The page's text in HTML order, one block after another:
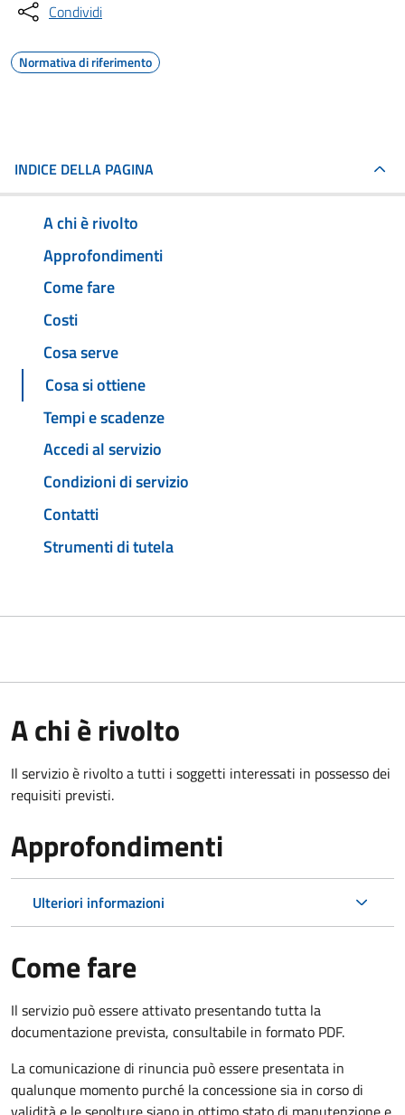
Condividi
Normativa di riferimento
INDICE DELLA PAGINA
A chi è rivolto
Approfondimenti
Come fare
Costi
Cosa serve
Cosa si ottiene
Tempi e scadenze
Accedi al servizio
Condizioni di servizio
Contatti
Strumenti di tutela
A chi è rivolto
Il servizio è rivolto a tutti i soggetti interessati in possesso dei
requisiti previsti.
Approfondimenti
Ulteriori informazioni
Come fare
Il servizio può essere attivato presentando tutta la
documentazione prevista, consultabile in formato PDF.
La comunicazione di rinuncia può essere presentata in
qualunque momento purché la concessione sia in corso di